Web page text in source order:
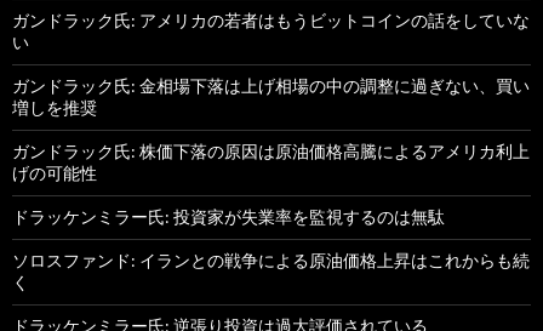
ガンドラック氏: アメリカの若者はもうビットコインの話をしていな
い
ガンドラック氏: 金相場下落は上げ相場の中の調整に過ぎない、買い
増しを推奨
ガンドラック氏: 株価下落の原因は原油価格高騰によるアメリカ利上
げの可能性
ドラッケンミラー氏: 投資家が失業率を監視するのは無駄
ソロスファンド: イランとの戦争による原油価格上昇はこれからも続
く
ドラッケンミラー氏: 逆張り投資は過大評価されている